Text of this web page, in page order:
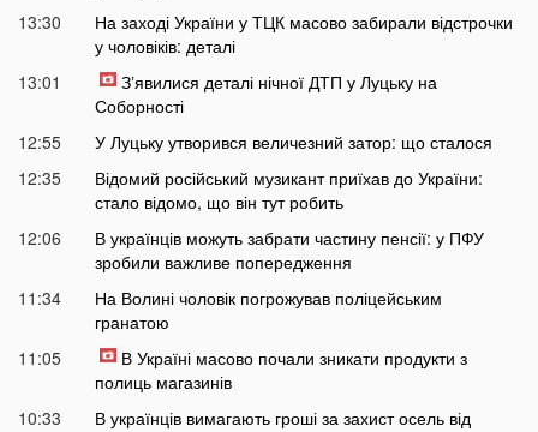
13:30
На заході України у ТЦК масово забирали відстрочки
у чоловіків: деталі
13:01
Зʼявилися деталі нічної ДТП у Луцьку на
Соборності
12:55
У Луцьку утворився величезний затор: що сталося
12:35
Відомий російський музикант приїхав до України:
стало відомо, що він тут робить
12:06
В українців можуть забрати частину пенсії: у ПФУ
зробили важливе попередження
11:34
На Волині чоловік погрожував поліцейським
гранатою
11:05
В Україні масово почали зникати продукти з
полиць магазинів
10:33
В українців вимагають гроші за захист осель від